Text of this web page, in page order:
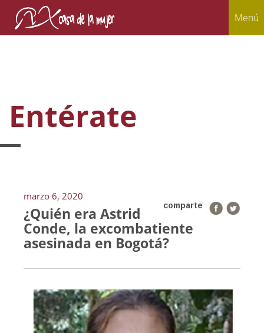
Menú
Entérate
marzo 6, 2020
comparte
¿Quién era Astrid
Conde, la excombatiente
asesinada en Bogotá?